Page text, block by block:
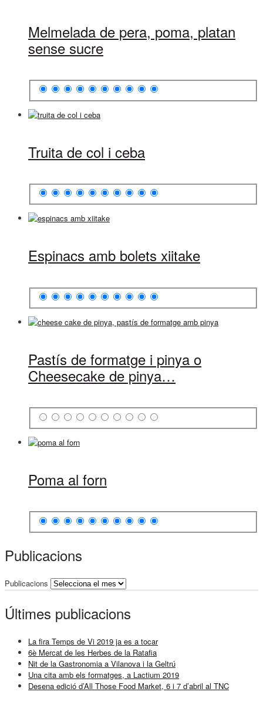
Melmelada de pera, poma, platan
sense sucre
Truita de col i ceba
Espinacs amb bolets xiitake
Pastís de formatge i pinya o
Cheesecake de pinya…
Poma al forn
Publicacions
Publicacions
Últimes publicacions
La fira Temps de Vi 2019 ja es a tocar
6è Mercat de les Herbes de la Ratafia
Nit de la Gastronomia a Vilanova i la Geltrú
Una cita amb els formatges, a Lactium 2019
Desena edició d’All Those Food Market, 6 i 7 d’abril al TNC